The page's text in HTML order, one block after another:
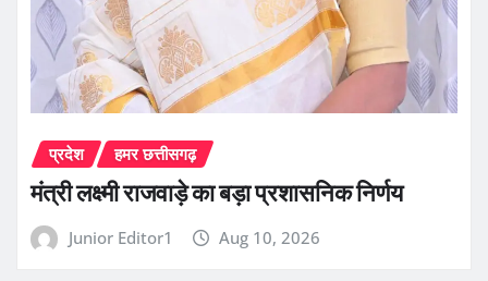
प्रदेश हमर छत्तीसगढ़
मंत्री लक्ष्मी राजवाड़े का बड़ा प्रशासनिक निर्णय
Junior Editor1 Aug 10, 2026